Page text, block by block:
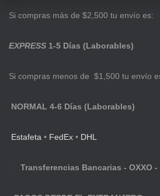
Si compras más de $2,500 tu envío es:
EXPRESS 1-5 Días (Laborables)
Si compras menos de $1,500 tu envío
NORMAL 4-6 Días (Laborables)
Estafeta • FedEx • DHL
Transferencias Bancarias - OXXO -